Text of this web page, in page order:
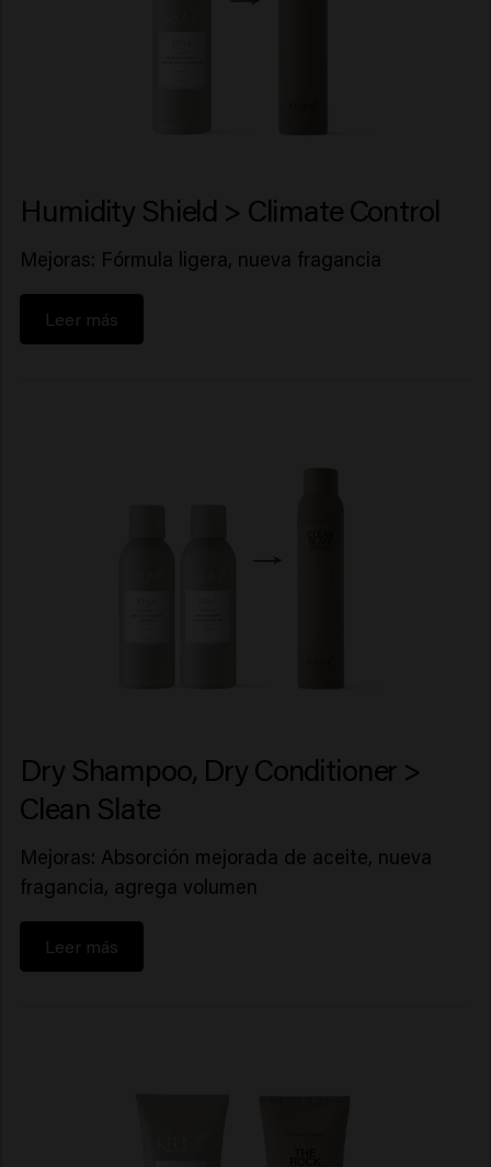
Humidity Shield > Climate Control
Mejoras: Fórmula ligera, nueva fragancia
Leer más
Dry Shampoo, Dry Conditioner >
Clean Slate
Mejoras: Absorción mejorada de aceite, nueva
fragancia, agrega volumen
Leer más